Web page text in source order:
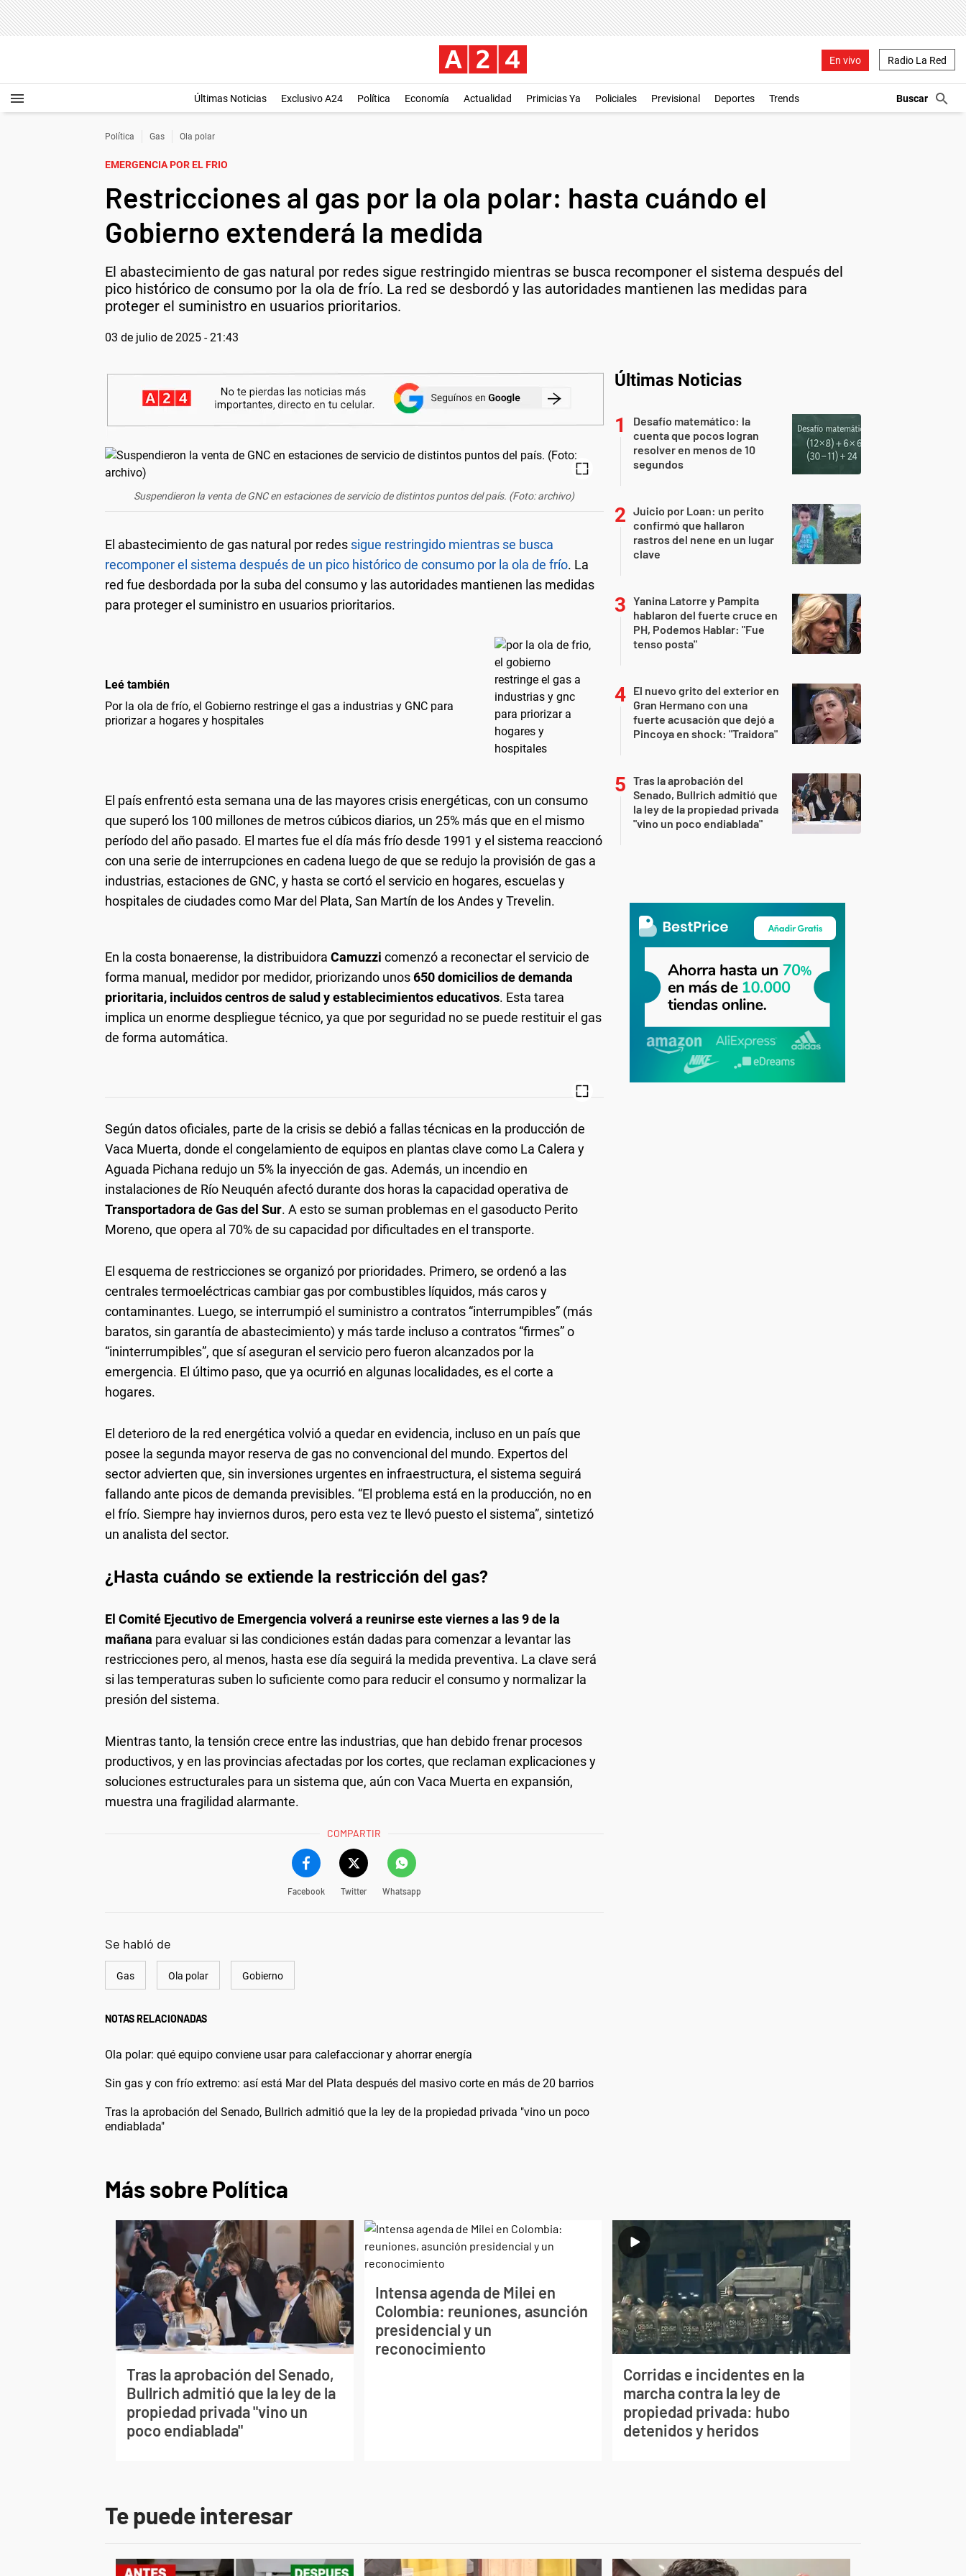
En vivo Radio La Red
Últimas Noticias Exclusivo A24 Política Economía Actualidad Primicias Ya Policiales Previsional Deportes Trends
Política Gas Ola polar
EMERGENCIA POR EL FRIO
Restricciones al gas por la ola polar: hasta cuándo el
Gobierno extenderá la medida
El abastecimiento de gas natural por redes sigue restringido mientras se busca recomponer el sistema después del
pico histórico de consumo por la ola de frío. La red se desbordó y las autoridades mantienen las medidas para
proteger el suministro en usuarios prioritarios.
03 de julio de 2025 - 21:43
Suspendieron la venta de GNC en estaciones de servicio de distintos puntos del país. (Foto: archivo)
El abastecimiento de gas natural por redes sigue restringido mientras se busca
recomponer el sistema después de un pico histórico de consumo por la ola de frío. La
red fue desbordada por la suba del consumo y las autoridades mantienen las medidas
para proteger el suministro en usuarios prioritarios.
Leé también
Por la ola de frío, el Gobierno restringe el gas a industrias y GNC para
priorizar a hogares y hospitales
El país enfrentó esta semana una de las mayores crisis energéticas, con un consumo
que superó los 100 millones de metros cúbicos diarios, un 25% más que en el mismo
período del año pasado. El martes fue el día más frío desde 1991 y el sistema reaccionó
con una serie de interrupciones en cadena luego de que se redujo la provisión de gas a
industrias, estaciones de GNC, y hasta se cortó el servicio en hogares, escuelas y
hospitales de ciudades como Mar del Plata, San Martín de los Andes y Trevelin.
En la costa bonaerense, la distribuidora Camuzzi comenzó a reconectar el servicio de
forma manual, medidor por medidor, priorizando unos650 domicilios de demanda
prioritaria, incluidos centros de salud y establecimientos educativos. Esta tarea
implica un enorme despliegue técnico, ya que por seguridad no se puede restituir el gas
de forma automática.
Según datos oficiales, parte de la crisis se debió a fallas técnicas en la producción de
Vaca Muerta, donde el congelamiento de equipos en plantas clave como La Calera y
Aguada Pichana redujo un 5% la inyección de gas. Además, un incendio en
instalaciones de Río Neuquén afectó durante dos horas la capacidad operativa de
Transportadora de Gas del Sur. A esto se suman problemas en el gasoducto Perito
Moreno, que opera al 70% de su capacidad por dificultades en el transporte.
El esquema de restricciones se organizó por prioridades. Primero, se ordenó a las
centrales termoeléctricas cambiar gas por combustibles líquidos, más caros y
contaminantes. Luego, se interrumpió el suministro a contratos “interrumpibles” (más
baratos, sin garantía de abastecimiento) y más tarde incluso a contratos “firmes” o
“ininterrumpibles”, que sí aseguran el servicio pero fueron alcanzados por la
emergencia. El último paso, que ya ocurrió en algunas localidades, es el corte a
hogares.
El deterioro de la red energética volvió a quedar en evidencia, incluso en un país que
posee la segunda mayor reserva de gas no convencional del mundo. Expertos del
sector advierten que, sin inversiones urgentes en infraestructura, el sistema seguirá
fallando ante picos de demanda previsibles. “El problema está en la producción, no en
el frío. Siempre hay inviernos duros, pero esta vez te llevó puesto el sistema”, sintetizó
un analista del sector.
¿Hasta cuándo se extiende la restricción del gas?
El Comité Ejecutivo de Emergencia volverá a reunirse este viernes a las 9 de la
mañana para evaluar si las condiciones están dadas para comenzar a levantar las
restricciones pero, al menos, hasta ese día seguirá la medida preventiva. La clave será
si las temperaturas suben lo suficiente como para reducir el consumo y normalizar la
presión del sistema.
Mientras tanto, la tensión crece entre las industrias, que han debido frenar procesos
productivos, y en las provincias afectadas por los cortes, que reclaman explicaciones y
soluciones estructurales para un sistema que, aún con Vaca Muerta en expansión,
muestra una fragilidad alarmante.
COMPARTIR
Facebook Twitter Whatsapp
Se habló de
Gas Ola polar Gobierno
NOTAS RELACIONADAS
Ola polar: qué equipo conviene usar para calefaccionar y ahorrar energía
Sin gas y con frío extremo: así está Mar del Plata después del masivo corte en más de 20 barrios
Tras la aprobación del Senado, Bullrich admitió que la ley de la propiedad privada "vino un poco
endiablada"
Últimas Noticias
Desafío matemático: la
cuenta que pocos logran
resolver en menos de 10
segundos
Juicio por Loan: un perito
confirmó que hallaron
rastros del nene en un lugar
clave
Yanina Latorre y Pampita
hablaron del fuerte cruce en
PH, Podemos Hablar: "Fue
tenso posta"
El nuevo grito del exterior en
Gran Hermano con una
fuerte acusación que dejó a
Pincoya en shock: "Traidora"
Tras la aprobación del
Senado, Bullrich admitió que
la ley de la propiedad privada
"vino un poco endiablada"
Más sobre Política
Tras la aprobación del Senado,
Bullrich admitió que la ley de la
propiedad privada "vino un
poco endiablada"
Intensa agenda de Milei en
Colombia: reuniones, asunción
presidencial y un
reconocimiento
Corridas e incidentes en la
marcha contra la ley de
propiedad privada: hubo
detenidos y heridos
Te puede interesar